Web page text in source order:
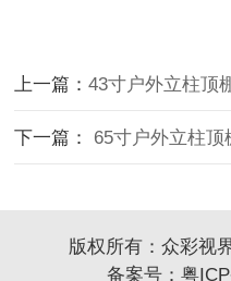
上一篇：43寸户外立柱顶
下一篇： 65寸户外立柱顶
版权所有：众彩视
备案号： 粤